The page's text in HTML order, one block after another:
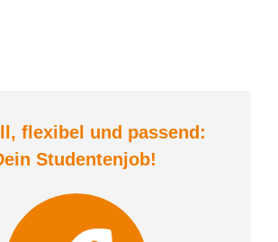
flexibel und passend:
Studentenjob!